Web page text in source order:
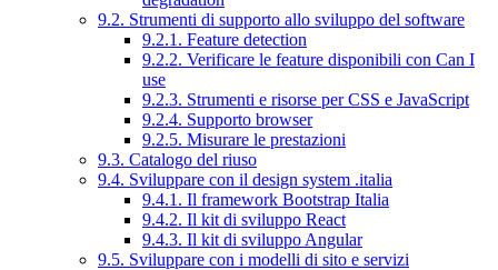
9.2. Strumenti di supporto allo sviluppo del software
9.2.1. Feature detection
9.2.2. Verificare le feature disponibili con Can I
use
9.2.3. Strumenti e risorse per CSS e JavaScript
9.2.4. Supporto browser
9.2.5. Misurare le prestazioni
9.3. Catalogo del riuso
9.4. Sviluppare con il design system .italia
9.4.1. Il framework Bootstrap Italia
9.4.2. Il kit di sviluppo React
9.4.3. Il kit di sviluppo Angular
9.5. Sviluppare con i modelli di sito e servizi